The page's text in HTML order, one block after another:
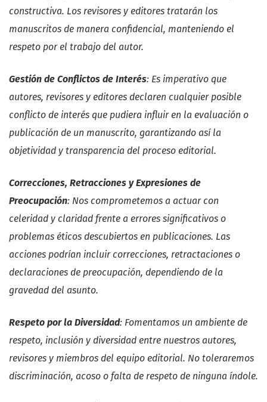
constructiva. Los revisores y editores tratarán los
manuscritos de manera confidencial, manteniendo el
respeto por el trabajo del autor.
Gestión de Conflictos de Interés: Es imperativo que
autores, revisores y editores declaren cualquier posible
conflicto de interés que pudiera influir en la evaluación o
publicación de un manuscrito, garantizando así la
objetividad y transparencia del proceso editorial.
Correcciones, Retracciones y Expresiones de
Preocupación: Nos comprometemos a actuar con
celeridad y claridad frente a errores significativos o
problemas éticos descubiertos en publicaciones. Las
acciones podrían incluir correcciones, retractaciones o
declaraciones de preocupación, dependiendo de la
gravedad del asunto.
Respeto por la Diversidad: Fomentamos un ambiente de
respeto, inclusión y diversidad entre nuestros autores,
revisores y miembros del equipo editorial. No toleraremos
discriminación, acoso o falta de respeto de ninguna índole.